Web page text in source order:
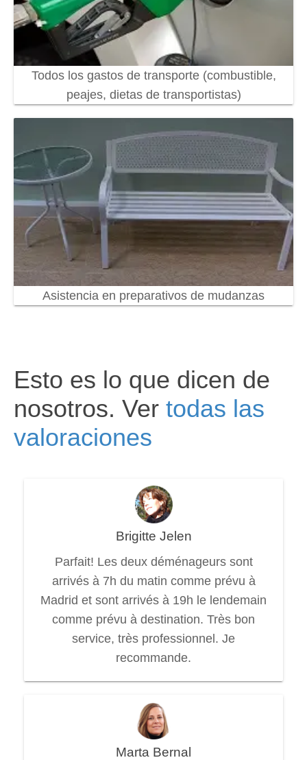
Todos los gastos de transporte (combustible,
peajes, dietas de transportistas)
Asistencia en preparativos de mudanzas
Esto es lo que dicen de
nosotros. Ver todas las
valoraciones
Brigitte Jelen
Parfait! Les deux déménageurs sont
arrivés à 7h du matin comme prévu à
Madrid et sont arrivés à 19h le lendemain
comme prévu à destination. Très bon
service, très professionnel. Je
recommande.
Marta Bernal